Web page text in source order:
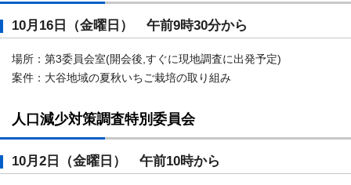
10月16日（金曜日） 午前9時30分から
場所：第3委員会室(開会後,すぐに現地調査に出発予定)
案件：大谷地域の夏秋いちご栽培の取り組み
人口減少対策調査特別委員会
10月2日（金曜日） 午前10時から